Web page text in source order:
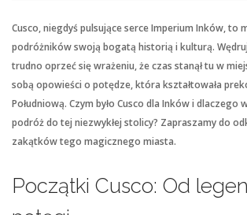
Cusco, niegdyś pulsujące serce Imperium Inków, to
podróżników swoją bogatą historią i kulturą.
trudno oprzeć się wrażeniu, że czas stanął tu w
sobą opowieści o potędze, która kształtowała
Południową. Czym było Cusco dla Inków i dlaczego
podróż do tej niezwykłej stolicy? Zapraszamy do
zakątków tego magicznego miasta.
Początki Cusco: Od